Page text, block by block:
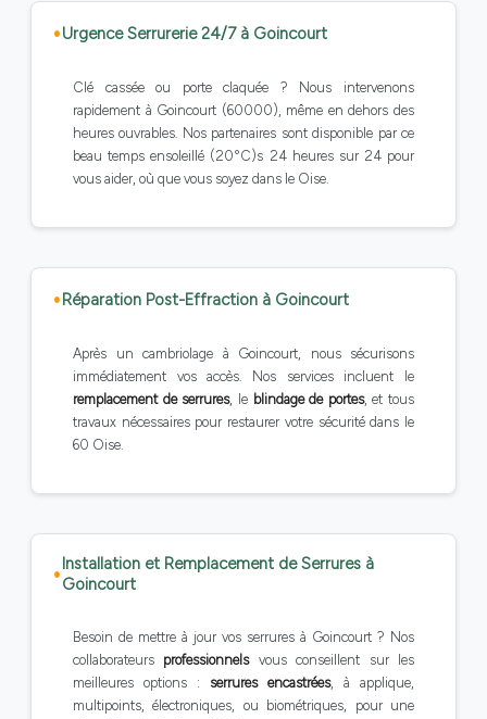
Urgence Serrurerie 24/7 à Goincourt
Clé cassée ou porte claquée ? Nous intervenons
rapidement à Goincourt (60000), même en dehors des
heures ouvrables. Nos partenaires sont disponible par ce
beau temps ensoleillé (20°C)s 24 heures sur 24 pour
vous aider, où que vous soyez dans le Oise.
Réparation Post-Effraction à Goincourt
Après un cambriolage à Goincourt, nous sécurisons
immédiatement vos accès. Nos services incluent le
remplacement de serrures, le blindage de portes, et tous
travaux nécessaires pour restaurer votre sécurité dans le
60 Oise.
Installation et Remplacement de Serrures à
Goincourt
Besoin de mettre à jour vos serrures à Goincourt ? Nos
collaborateurs professionnelsvous conseillent sur les
meilleures options : serrures encastrées, à applique,
multipoints, électroniques, ou biométriques, pour une